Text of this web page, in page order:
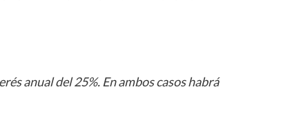
anual del 25%. En ambos casos habrá